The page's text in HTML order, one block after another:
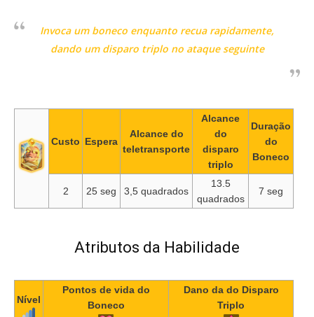
Invoca um boneco enquanto recua rapidamente,
dando um disparo triplo no ataque seguinte
Custo Espera
Alcance do
teletransporte
Alcance
do
disparo
triplo
Duração
do
Boneco
2 25 seg 3,5 quadrados
13.5
quadrados
7 seg
Atributos da Habilidade
Nível
Pontos de vida do
Boneco
Dano da do Disparo
Triplo